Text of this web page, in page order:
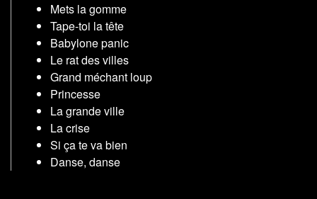
Mets la gomme
Tape-toi la tête
Babylone panic
Le rat des villes
Grand méchant loup
Princesse
La grande ville
La crise
Si ça te va bien
Danse, danse